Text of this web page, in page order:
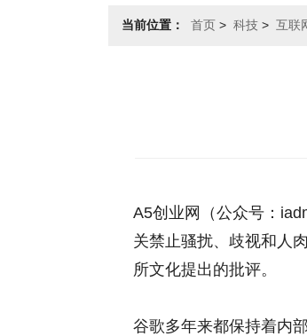
当前位置： 首页 > 科技 > 互联
A5创业网（公众号：
关禁止骚扰、歧视和人
所文化提出的批评。
谷歌多年来都保持着内